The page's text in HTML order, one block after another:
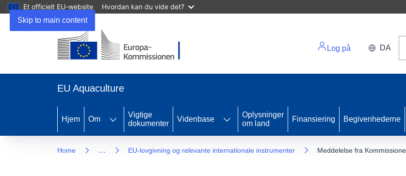
Skip to main content
Et officielt EU-website Hvordan kan du vide det?
Log på DA
EU Aquaculture
Hjem Om
Vigtige
dokumenter
Videnbase
Oplysninger
om land
Finansiering Begivenhederne
Home … EU-lovgivning og relevante internationale instrumenter Meddelelse fra